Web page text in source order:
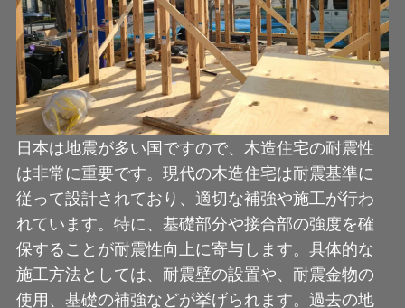
日本は地震が多い国ですので、木造住宅の耐震性
は非常に重要です。現代の木造住宅は耐震基準に
従って設計されており、適切な補強や施工が行わ
れています。特に、基礎部分や接合部の強度を確
保することが耐震性向上に寄与します。具体的な
施工方法としては、耐震壁の設置や、耐震金物の
使用、基礎の補強などが挙げられます。過去の地